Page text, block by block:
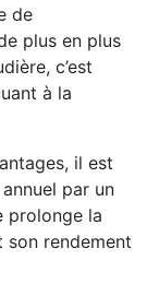
de
plus en plus
c’est
à la
il est
par un
prolonge la
son rendement